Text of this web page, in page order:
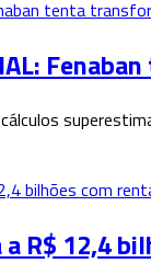
R$ 12,4